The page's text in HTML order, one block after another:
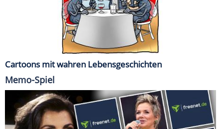
Cartoons mit wahren Lebensgeschichten
Memo-Spiel